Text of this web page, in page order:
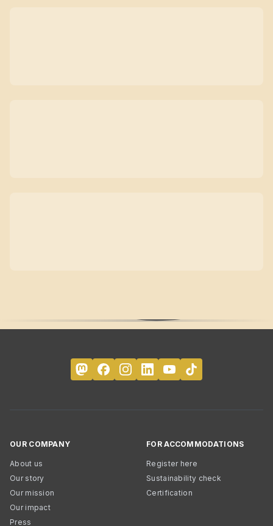
OUR COMPANY
About us
Our story
Our mission
Our impact
Press
FOR ACCOMMODATIONS
Register here
Sustainability check
Certification